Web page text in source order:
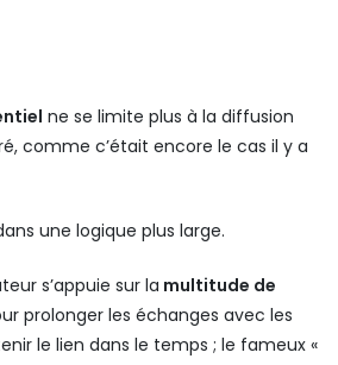
ne se limite plus à la diffusion
comme c’était encore le cas il y a
une logique plus large.
s’appuie sur la multitude de
prolonger les échanges avec les
le lien dans le temps ; le fameux «